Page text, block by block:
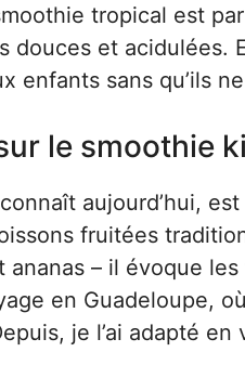
tropical est
douces et acidulées.
enfants sans qu’ils
le smoothie
aujourd’hui,
fruitées
ananas – il évoque
en Guadeloupe,
je l’ai adapté